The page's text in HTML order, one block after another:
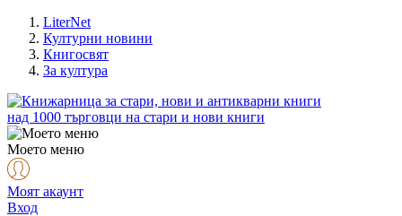
LiterNet
Културни новини
Книгосвят
За култура
над 1000 търговци на стари и нови книги
Моето меню
Моят акаунт
Вход